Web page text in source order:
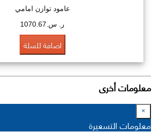
عامود توازن امامي
ر. س.1070.67
اضافة للسلة
معلومات أخرى
×
معلومات التسعيرة